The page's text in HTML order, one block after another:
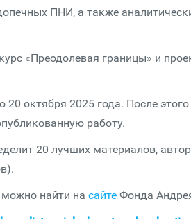
ПНИ, а также
«Преодолевая границы» и
октября 2025 года. После
работу.
20 лучших материалов,
можно найти на сайте Фонда